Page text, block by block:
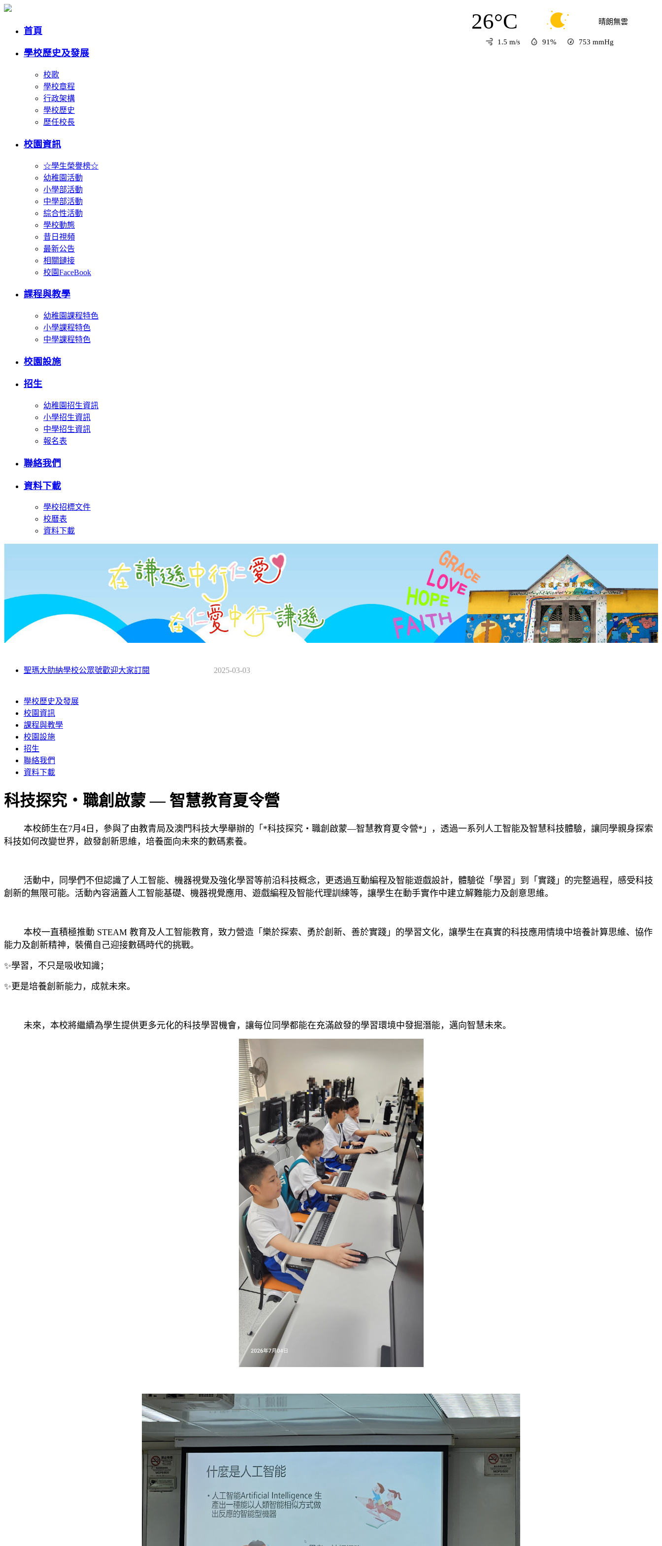
26°C 晴朗無雲
1.5 m/s 91% 753 mmHg
首頁
學校歷史及發展
校歌
學校章程
行政架構
學校歷史
歷任校長
校園資訊
☆學生榮譽榜☆
幼稚園活動
小學部活動
中學部活動
綜合性活動
學校動態
昔日視頻
最新公告
相關鏈接
校園FaceBook
課程與教學
幼稚園課程特色
小學課程特色
中學課程特色
校園設施
招生
幼稚園招生資訊
小學招生資訊
中學招生資訊
報名表
聯絡我們
資料下載
學校招標文件
校曆表
資料下載
2025-03-03
聖瑪大肋納學校公眾號歡迎大家訂閱
學校歷史及發展
校園資訊
課程與教學
校園設施
招生
聯絡我們
資料下載
科技探究・職創啟蒙 — 智慧教育夏令營
本校師生在7月4日，參與了由教青局及澳門科技大學舉辦的「*科技探究・職創啟蒙—智慧教育夏令營*」，透過一系列人工智能及智慧科技體驗，讓同學親身探索
科技如何改變世界，啟發創新思維，培養面向未來的數碼素養。
活動中，同學們不但認識了人工智能、機器視覺及強化學習等前沿科技概念，更透過互動編程及智能遊戲設計，體驗從「學習」到「實踐」的完整過程，感受科技
創新的無限可能。活動內容涵蓋人工智能基礎、機器視覺應用、遊戲編程及智能代理訓練等，讓學生在動手實作中建立解難能力及創意思維。
本校一直積極推動 STEAM 教育及人工智能教育，致力營造「樂於探索、勇於創新、善於實踐」的學習文化，讓學生在真實的科技應用情境中培養計算思維、協作
能力及創新精神，裝備自己迎接數碼時代的挑戰。
✨學習，不只是吸收知識；
✨更是培養創新能力，成就未來。
未來，本校將繼續為學生提供更多元化的科技學習機會，讓每位同學都能在充滿啟發的學習環境中發掘潛能，邁向智慧未來。